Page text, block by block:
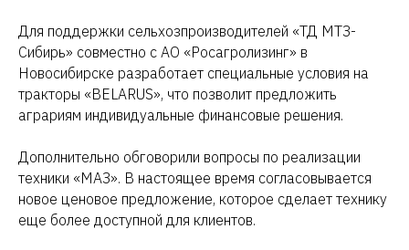
Для поддержки сельхозпроизводителей «ТД МТЗ-
Сибирь» совместно с АО «Росагролизинг» в
Новосибирске разработает специальные условия на
тракторы «BELARUS», что позволит предложить
аграриям индивидуальные финансовые решения.
Дополнительно обговорили вопросы по реализации
техники «МАЗ». В настоящее время согласовывается
новое ценовое предложение, которое сделает технику
еще более доступной для клиентов.